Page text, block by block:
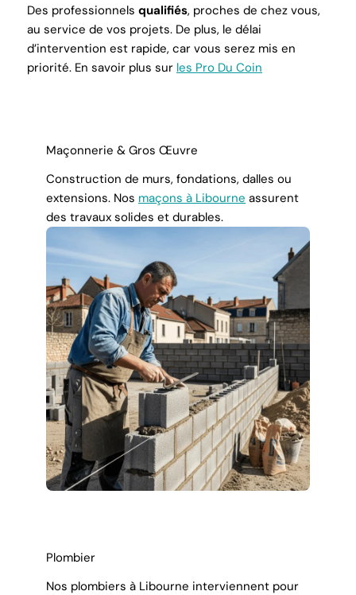
Des professionnels qualifiés, proches de chez vous,
au service de vos projets. De plus, le délai
d’intervention est rapide, car vous serez mis en
priorité. En savoir plus sur les Pro Du Coin
Maçonnerie & Gros Œuvre
Construction de murs, fondations, dalles ou
extensions. Nos maçons à Libourne assurent
des travaux solides et durables.
Plombier
Nos plombiers à Libourne interviennent pour